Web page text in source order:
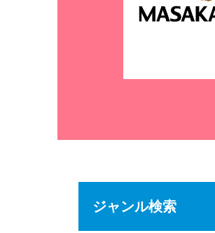
ジャンル検索